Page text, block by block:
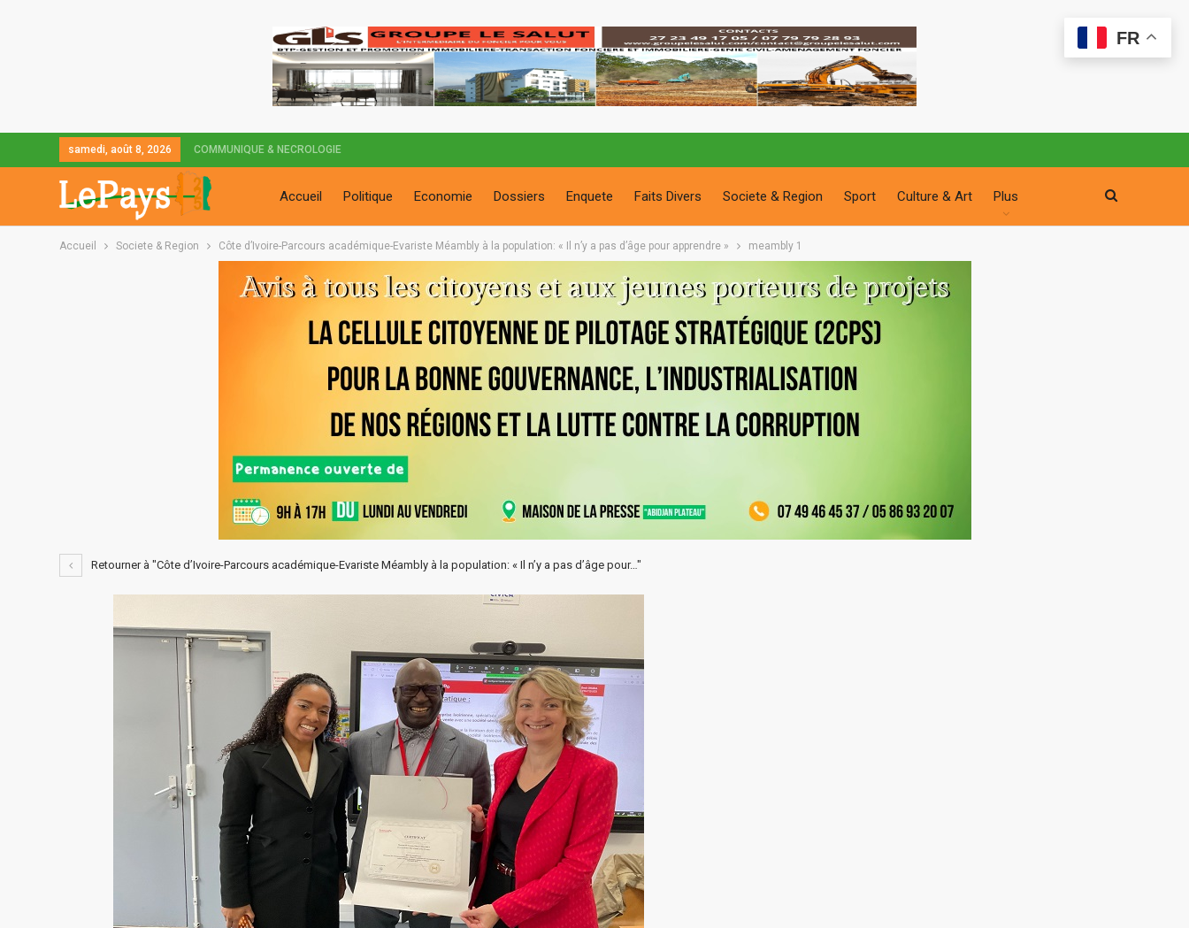
samedi, août 8, 2026 COMMUNIQUE & NECROLOGIE
Accueil Politique Economie Dossiers Enquete Faits Divers Societe & Region Sport Culture & Art Plus
Accueil Societe & Region Côte d’Ivoire-Parcours académique-Evariste Méambly à la population: « Il n’y a pas d’âge pour apprendre » meambly 1
Retourner à "Côte d’Ivoire-Parcours académique-Evariste Méambly à la population: « Il n’y a pas d’âge pour…"
FR